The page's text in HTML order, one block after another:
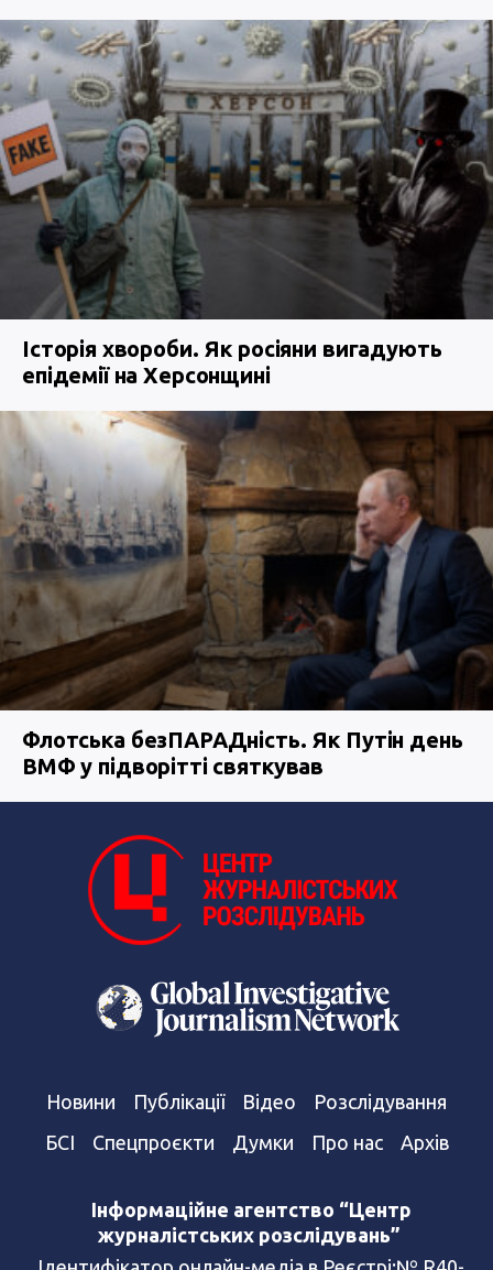
Історія хвороби. Як росіяни вигадують
епідемії на Херсонщині
Флотська безПАРАДність. Як Путін день
ВМФ у підворітті святкував
Новини Публікації Відео
Розслідування
БСІ
Спецпроєкти Думки Про нас Архів
Інформаційне агентство “Центр
журналістських розслідувань”